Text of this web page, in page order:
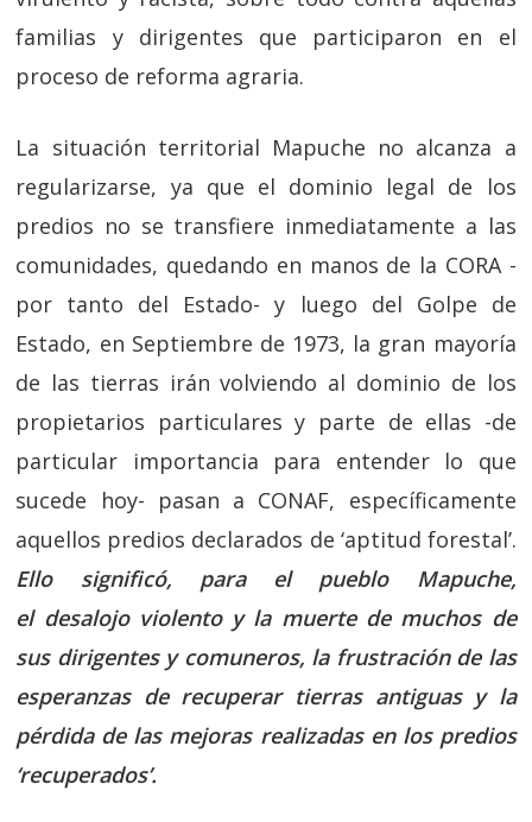
familias y dirigentes que participaron en el
proceso de reforma agraria.
La situación territorial Mapuche no alcanza a
regularizarse, ya que el dominio legal de los
predios no se transfiere inmediatamente a las
comunidades, quedando en manos de la CORA -
por tanto del Estado- y luego del Golpe de
Estado, en Septiembre de 1973, la gran mayoría
de las tierras irán volviendo al dominio de los
propietarios particulares y parte de ellas -de
particular importancia para entender lo que
sucede hoy- pasan a CONAF, específicamente
aquellos predios declarados de ‘aptitud forestal’.
Ello significó, para el pueblo Mapuche,
el desalojo violento y la muerte de muchos de
sus dirigentes y comuneros, la frustración de las
esperanzas de recuperar tierras antiguas y la
pérdida de las mejoras realizadas en los predios
‘recuperados’.